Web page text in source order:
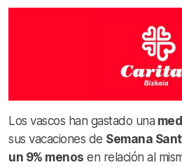
Los vascos han gastado una
sus vacaciones de Semana
un 9% menos en relación al